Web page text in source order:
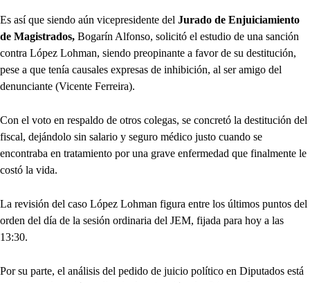
Es así que siendo aún vicepresidente del Jurado de Enjuiciamiento
de Magistrados, Bogarín Alfonso, solicitó el estudio de una sanción
contra López Lohman, siendo preopinante a favor de su destitución,
pese a que tenía causales expresas de inhibición, al ser amigo del
denunciante (Vicente Ferreira).
Con el voto en respaldo de otros colegas, se concretó la destitución del
fiscal, dejándolo sin salario y seguro médico justo cuando se
encontraba en tratamiento por una grave enfermedad que finalmente le
costó la vida.
La revisión del caso López Lohman figura entre los últimos puntos del
orden del día de la sesión ordinaria del JEM, fijada para hoy a las
13:30.
Por su parte, el análisis del pedido de juicio político en Diputados está